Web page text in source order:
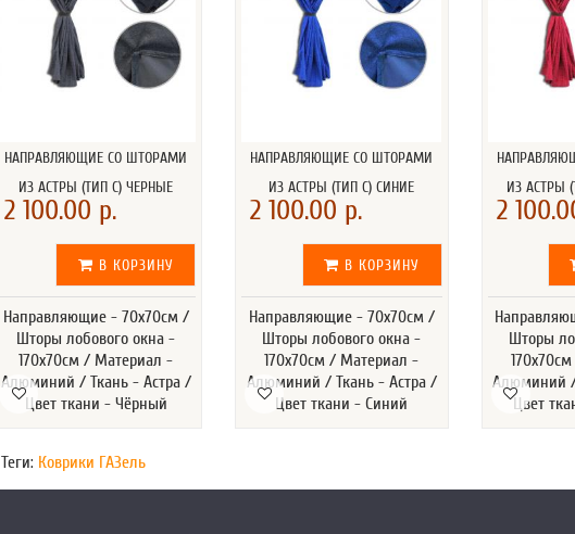
НАПРАВЛЯЮЩИЕ СО ШТОРАМИ
ИЗ АСТРЫ (ТИП С) ЧЕРНЫЕ
2 100.00 р.
В КОРЗИНУ
Направляющие - 70х70см /
Шторы лобового окна -
170х70см / Материал -
Алюминий / Ткань - Астра /
Цвет ткани - Чёрный
НАПРАВЛЯЮЩИЕ СО ШТОРАМИ
ИЗ АСТРЫ (ТИП С) СИНИЕ
2 100.00 р.
В КОРЗИНУ
Направляющие - 70х70см /
Шторы лобового окна -
170х70см / Материал -
Алюминий / Ткань - Астра /
Цвет ткани - Синий
ИЗ АСТРЫ
2
Шторы
Алюминий /
Цвет
Теги: Коврики ГАЗель